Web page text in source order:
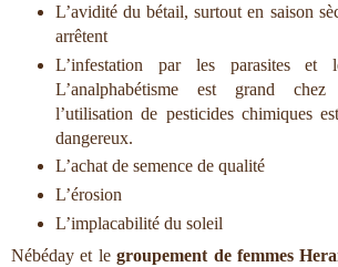
L’avidité du bétail, surtout en saison
arrêtent
L’infestation par les parasites et
L’analphabétisme est grand
l’utilisation de pesticides chimiques
dangereux.
L’achat de semence de qualité
L’érosion
L’implacabilité du soleil
Nébéday et legroupement de femmes